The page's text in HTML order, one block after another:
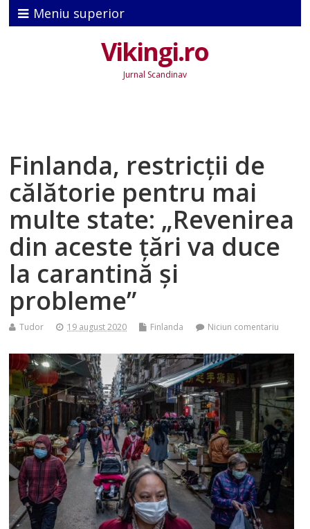
Meniu superior
Vikingi.ro
Jurnal Scandinav
Finlanda, restricţii de
călătorie pentru mai
multe state: „Revenirea
din aceste ţări va duce
la carantină şi
probleme”
Tudor 19 august 2020 Finlanda Niciun comentariu